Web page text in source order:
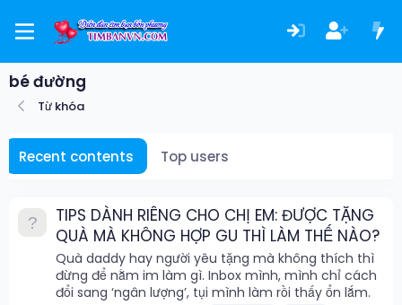
bé đường
Từ khóa
Recent contents Top users
TIPS DÀNH RIÊNG CHO CHỊ EM: ĐƯỢC TẶNG
QUÀ MÀ KHÔNG HỢP GU THÌ LÀM THẾ NÀO?
Quà daddy hay người yêu tặng mà không thích thì
đừng để nằm im làm gì. Inbox mình, mình chỉ cách
đổi sang ‘ngân lượng’, tụi mình làm rồi thấy ổn lắm.